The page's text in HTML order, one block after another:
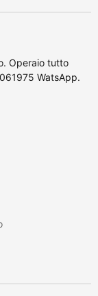
Operaio tutto
WatsApp.